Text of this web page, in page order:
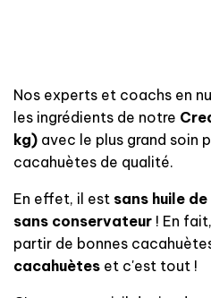
Nos experts et coachs en
les ingrédients de notre
kg) avec le plus grand soin
cacahuètes de qualité.
En effet, il est sans huile
sans conservateur ! En
partir de bonnes
cacahuètes et c'est tout !